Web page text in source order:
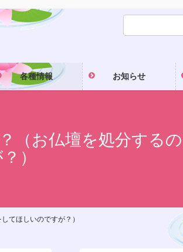
各種情報 お知らせ
（お仏壇を処分する
）
てほしいのですが？）